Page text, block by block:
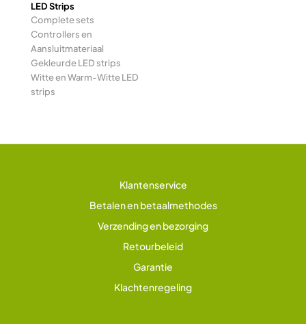
LED Strips
Complete sets
Controllers en
Aansluitmateriaal
Gekleurde LED strips
Witte en Warm-Witte LED
strips
Klantenservice
Betalen en betaalmethodes
Verzending en bezorging
Retourbeleid
Garantie
Klachtenregeling